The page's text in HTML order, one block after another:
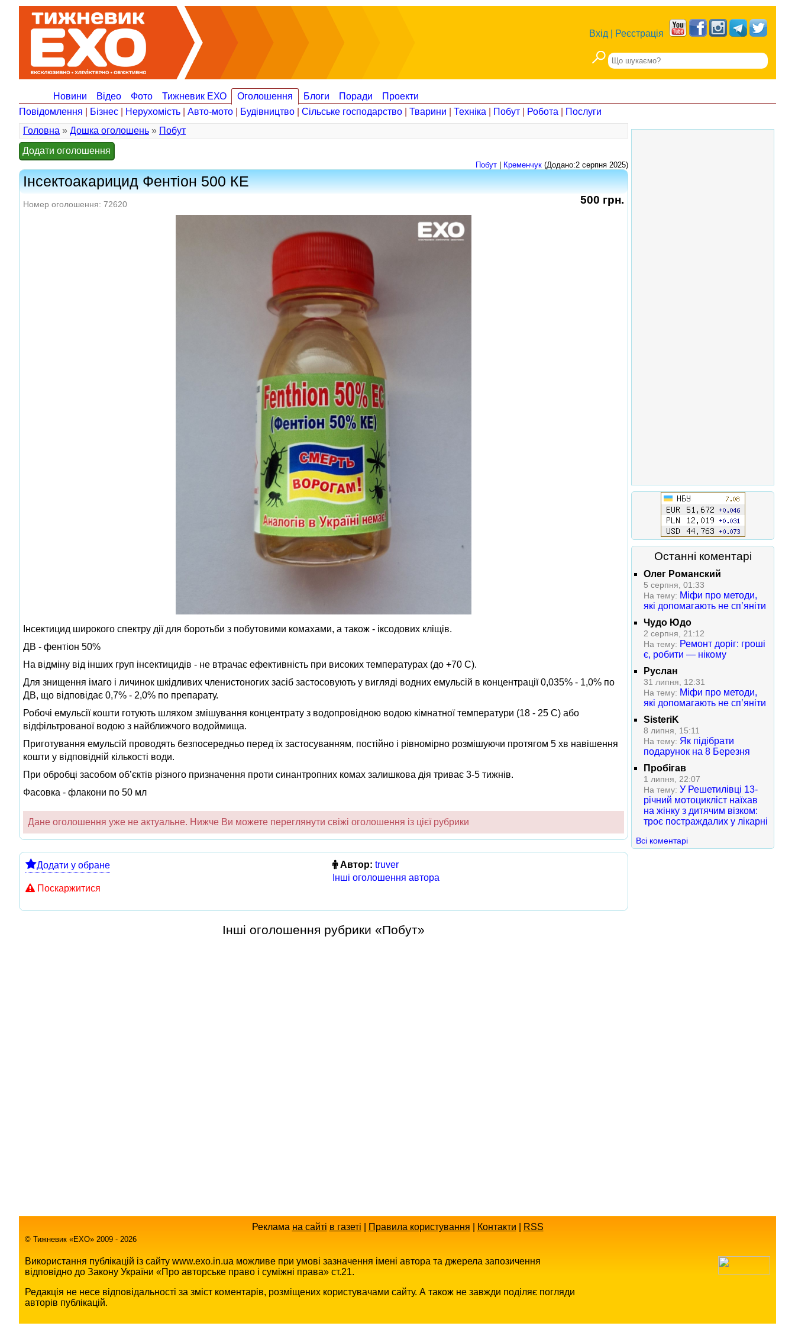
Вхід Реєстрація
Новини Відео Фото Тижневик ЕХО Оголошення Блоги Поради
Проекти
Повідомлення
Бізнес Нерухомість Авто-мото Будівництво Сільське господарство Тварини Техніка Побут Робота
Послуги
Головна » Дошка оголошень » Побут
Додати оголошення
Побут Кременчук (Додано:2 серпня 2025)
Інсектоакарицид Фентіон 500 КЕ
500 грн.
Номер оголошення: 72620
Інсектицид широкого спектру дії для боротьби з побутовими комахами, а також - іксодових кліщів.
ДВ - фентіон 50%
На відміну від інших груп інсектицидів - не втрачає ефективність при високих температурах (до +70 С).
Для знищення імаго і личинок шкідливих членистоногих засіб застосовують у вигляді водних емульсій в концентрації 0,035% - 1,0% по
ДВ, що відповідає 0,7% - 2,0% по препарату.
Робочі емульсії кошти готують шляхом змішування концентрату з водопровідною водою кімнатної температури (18 - 25 С) або
відфільтрованої водою з найближчого водоймища.
Приготування емульсій проводять безпосередньо перед їх застосуванням, постійно і рівномірно розмішуючи протягом 5 хв навішення
кошти у відповідній кількості води.
При обробці засобом об’єктів різного призначення проти синантропних комах залишкова дія триває 3-5 тижнів.
Фасовка - флакони по 50 мл
Дане оголошення уже не актуальне. Нижче Ви можете переглянути свіжі оголошення із цієї рубрики
Додати у обране
Поскаржитися
Автор: truver
Інші оголошення автора
Інші оголошення рубрики «Побут»
Останні коментарі
Олег Романский
5 серпня, 01:33
На тему: Міфи про методи,
які допомагають не сп’яніти
Чудо Юдо
2 серпня, 21:12
На тему: Ремонт доріг: гроші
є, робити — нікому
Руслан
31 липня, 12:31
На тему: Міфи про методи,
які допомагають не сп’яніти
SisteriK
8 липня, 15:11
На тему: Як підібрати
подарунок на 8 Березня
Пробігав
1 липня, 22:07
На тему: У Решетилівці 13-
річний мотоцикліст наїхав
на жінку з дитячим візком:
троє постраждалих у лікарні
Всі коментарі
Реклама на сайті в газеті Правила користування Контакти RSS
© Тижневик «EХO» 2009 - 2026
Використання публікацій із сайту www.exo.in.ua можливе при умові зазначення імені автора та джерела запозичення
відповідно до Закону України «Про авторське право і суміжні права» ст.21.
Редакція не несе відповідальності за зміст коментарів, розміщених користувачами сайту. А також не завжди поділяє погляди
авторів публікацій.